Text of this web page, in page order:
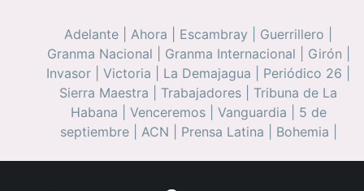
Adelante Ahora Escambray Guerrillero
Granma Nacional
Granma Internacional Girón
Invasor
Victoria La Demajagua Periódico 26
Sierra Maestra
Trabajadores
Tribuna de La
Habana
Venceremos| Vanguardia
5 de
septiembre| ACN Prensa Latina Bohemia